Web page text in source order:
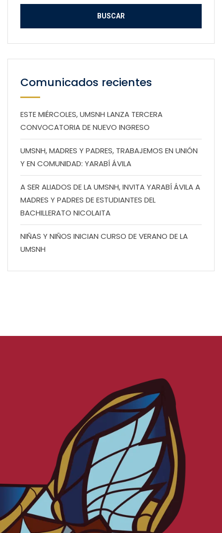
Comunicados recientes
ESTE MIÉRCOLES, UMSNH LANZA TERCERA
CONVOCATORIA DE NUEVO INGRESO
UMSNH, MADRES Y PADRES, TRABAJEMOS EN UNIÓN
Y EN COMUNIDAD: YARABÍ ÁVILA
A SER ALIADOS DE LA UMSNH, INVITA YARABÍ ÁVILA A
MADRES Y PADRES DE ESTUDIANTES DEL
BACHILLERATO NICOLAITA
NIÑAS Y NIÑOS INICIAN CURSO DE VERANO DE LA
UMSNH